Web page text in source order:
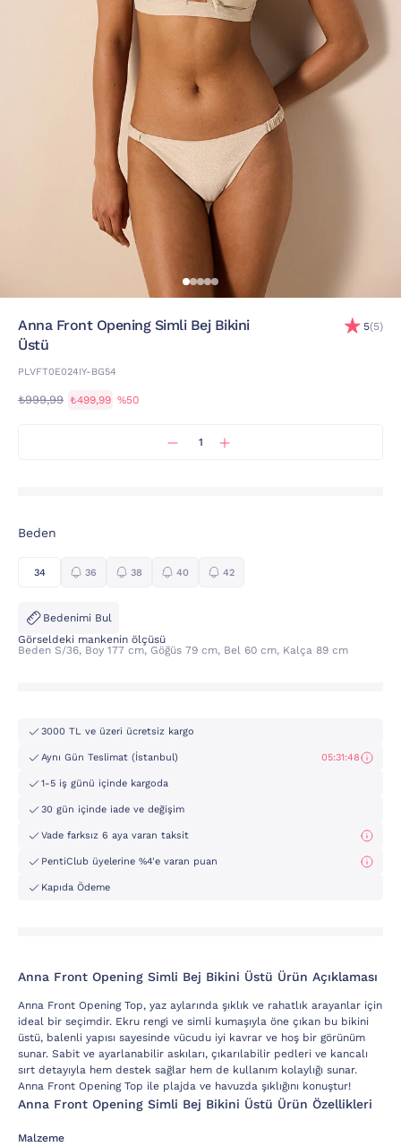
Anna Front Opening Simli Bej Bikini
Üstü
PLVFT0E024IY-BG54
5(5)
₺999,99 ₺499,99 %50
Beden
34 36 38 40 42
Bedenimi Bul
Görseldeki mankenin ölçüsü
Beden S/36, Boy 177 cm, Göğüs 79 cm, Bel 60 cm, Kalça 89 cm
3000 TL ve üzeri ücretsiz kargo
Aynı Gün Teslimat (İstanbul) 05:31:47
1-5 iş günü içinde kargoda
30 gün içinde iade ve değişim
Vade farksız 6 aya varan taksit
PentiClub üyelerine %4'e varan puan
Kapıda Ödeme
Anna Front Opening Simli Bej Bikini Üstü Ürün Açıklaması
Anna Front Opening Top, yaz aylarında şıklık ve rahatlık arayanlar için
ideal bir seçimdir. Ekru rengi ve simli kumaşıyla öne çıkan bu bikini
üstü, balenli yapısı sayesinde vücudu iyi kavrar ve hoş bir görünüm
sunar. Sabit ve ayarlanabilir askıları, çıkarılabilir pedleri ve kancalı
sırt detayıyla hem destek sağlar hem de kullanım kolaylığı sunar.
Anna Front Opening Top ile plajda ve havuzda şıklığını konuştur!
Anna Front Opening Simli Bej Bikini Üstü Ürün Özellikleri
Malzeme